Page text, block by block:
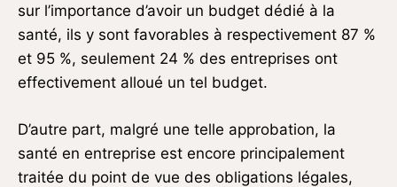
sur l’importance d’avoir un budget dédié à la
santé, ils y sont favorables à respectivement 87 %
et 95 %, seulement 24 % des entreprises ont
effectivement alloué un tel budget.
D’autre part, malgré une telle approbation, la
santé en entreprise est encore principalement
traitée du point de vue des obligations légales,